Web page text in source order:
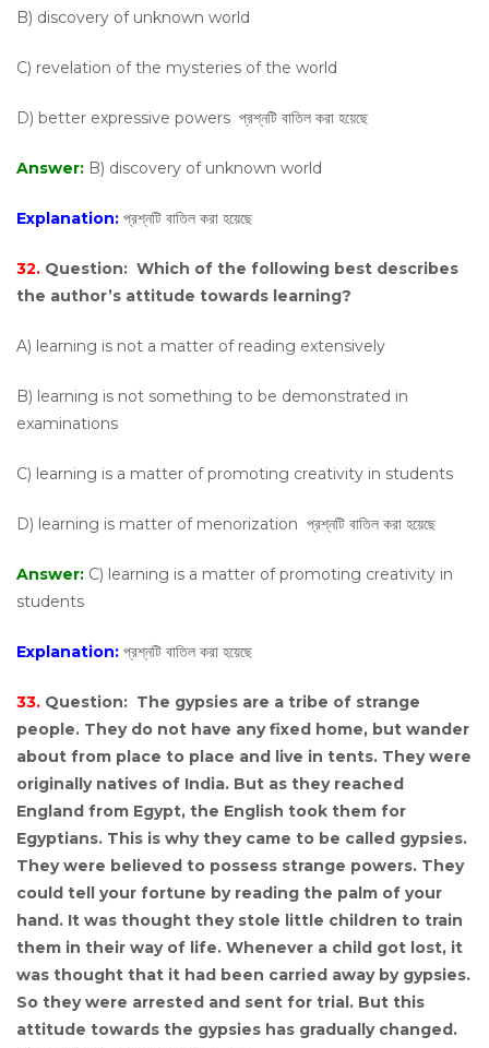
B) discovery of unknown world
C) revelation of the mysteries of the world
D) better expressive powers প্রশ্নটি বাতিল করা হয়েছে
Answer: B) discovery of unknown world
Explanation: প্রশ্নটি বাতিল করা হয়েছে
32. Question: Which of the following best describes
the author’s attitude towards learning?
A) learning is not a matter of reading extensively
B) learning is not something to be demonstrated in
examinations
C) learning is a matter of promoting creativity in students
D) learning is matter of menorization প্রশ্নটি বাতিল করা হয়েছে
Answer: C) learning is a matter of promoting creativity in
students
Explanation: প্রশ্নটি বাতিল করা হয়েছে
33. Question: The gypsies are a tribe of strange
people. They do not have any fixed home, but wander
about from place to place and live in tents. They were
originally natives of India. But as they reached
England from Egypt, the English took them for
Egyptians. This is why they came to be called gypsies.
They were believed to possess strange powers. They
could tell your fortune by reading the palm of your
hand. It was thought they stole little children to train
them in their way of life. Whenever a child got lost, it
was thought that it had been carried away by gypsies.
So they were arrested and sent for trial. But this
attitude towards the gypsies has gradually changed.